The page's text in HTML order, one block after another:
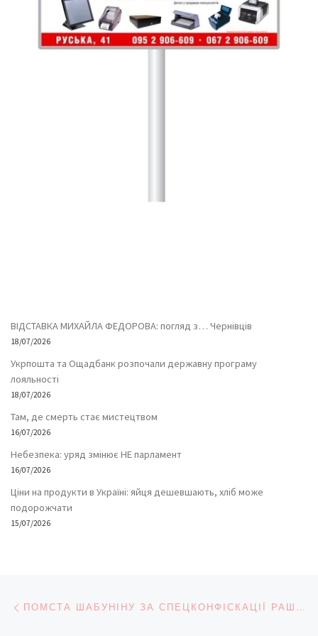
ВІДСТАВКА МИХАЙЛА ФЕДОРОВА: погляд з… Чернівців
18/07/2026
Укрпошта та Ощадбанк розпочали державну програму
лояльності
18/07/2026
Там, де смерть стає мистецтвом
16/07/2026
Небезпека: уряд змінює НЕ парламент
16/07/2026
Ціни на продукти в Україні: яйця дешевшають, хліб може
подорожчати
15/07/2026
Навігація записів ПОМСТА ШАБУНІНУ ЗА СПЕЦКОНФІСКАЦІЇ РАШИСТСЬКИХ АКТИВІВ В УКРАЇНІ? І ЦЕ ТЕЖ!